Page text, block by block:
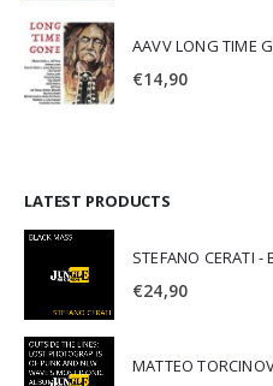
€14,90
LATEST PRODUCTS
STEFANO CERATI -
€24,90